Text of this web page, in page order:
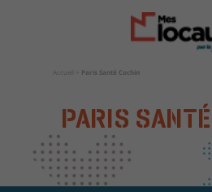
Accueil Paris Santé Cochin
PARIS